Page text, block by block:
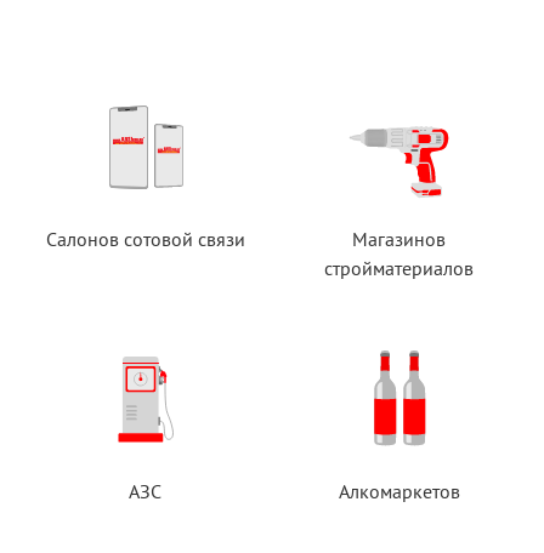
Салонов сотовой связи
Магазинов
стройматериалов
АЗС Алкомаркетов